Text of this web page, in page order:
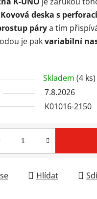
Kovová deska s perforací
párya tím
je pakvariabilní
Skladem (4 ks)
7.8.2026
K01016-2150
Hlídat